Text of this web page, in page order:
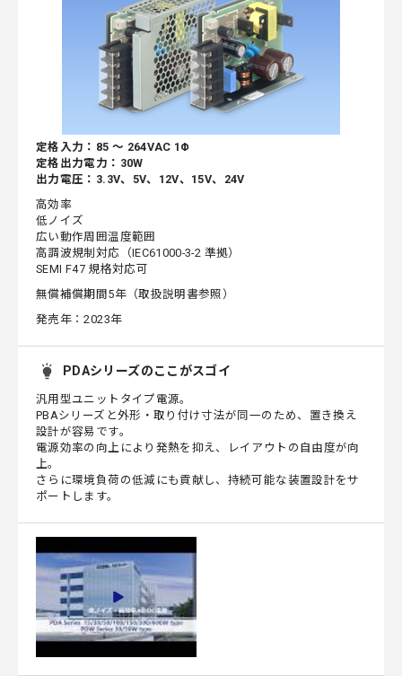
定格入力：85 ～ 264VAC 1Φ
定格出力電力：30W
出力電圧：3.3V、5V、12V、15V、24V
高効率
低ノイズ
広い動作周囲温度範囲
高調波規制対応（IEC61000-3-2 準拠）
SEMI F47 規格対応可
無償補償期間5年（取扱説明書参照）
発売年：2023年
PDAシリーズのここがスゴイ
汎用型ユニットタイプ電源。
PBAシリーズと外形・取り付け寸法が同一のため、置き換え
設計が容易です。
電源効率の向上により発熱を抑え、レイアウトの自由度が向
上。
さらに環境負荷の低減にも貢献し、持続可能な装置設計をサ
ポートします。